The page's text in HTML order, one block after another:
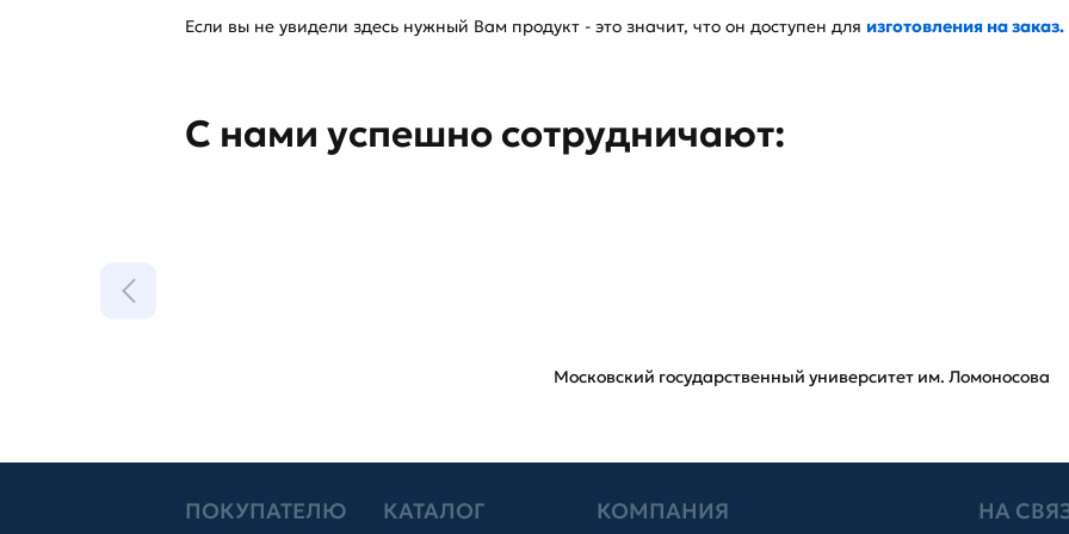
Если вы не увидели здесь нужный Вам продукт - это значит, что он доступен для изготовления на заказ.
С нами успешно сотрудничают:
Московский государственный университет им. Ломоносова
ПОКУПАТЕЛЮ КАТАЛОГ КОМПАНИЯ НА